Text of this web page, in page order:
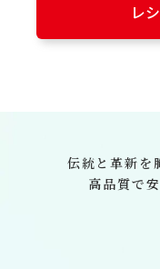
レ
伝統と革新を
高品質で